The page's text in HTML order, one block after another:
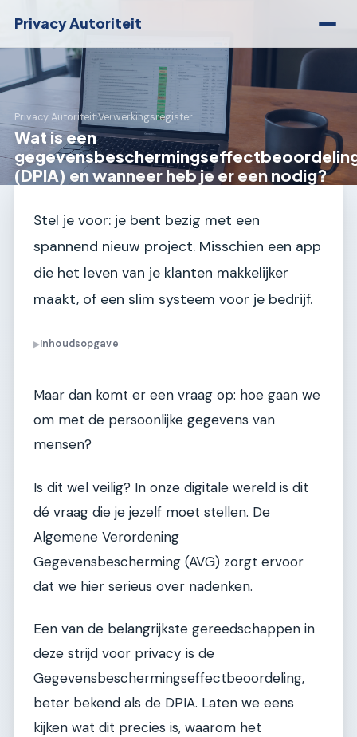
Privacy Autoriteit
Privacy Autoriteit›Verwerkingsregister
Wat is een
(DPIA) en wanneer heb je er een nodig?
Stel je voor: je bent bezig met een
spannend nieuw project. Misschien een app
die het leven van je klanten makkelijker
maakt, of een slim systeem voor je bedrijf.
▶Inhoudsopgave
Maar dan komt er een vraag op: hoe gaan we
om met de persoonlijke gegevens van
mensen?
Is dit wel veilig? In onze digitale wereld is dit
dé vraag die je jezelf moet stellen. De
Algemene Verordening
Gegevensbescherming (AVG) zorgt ervoor
dat we hier serieus over nadenken.
Een van de belangrijkste gereedschappen in
deze strijd voor privacy is de
Gegevensbeschermingseffectbeoordeling,
beter bekend als de DPIA. Laten we eens
kijken wat dit precies is, waarom het